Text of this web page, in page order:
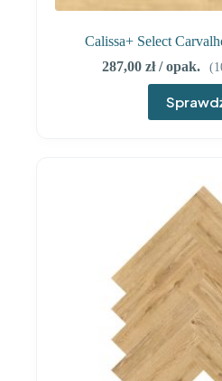
Calissa+ Select
287,00 zł/ opak. (